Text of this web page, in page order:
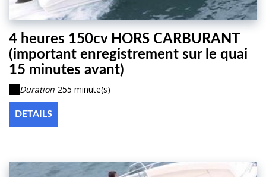
4 heures 150cv HORS CARBURANT
(important enregistrement sur le quai
15 minutes avant)
Duration 255 minute(s)
DETAILS